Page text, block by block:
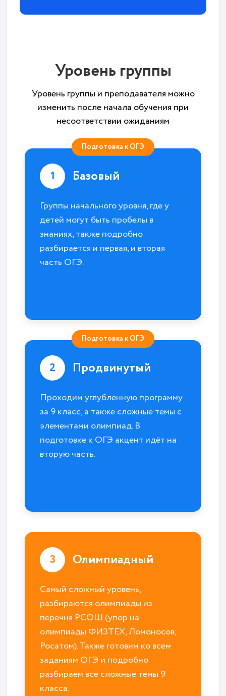
Уровень группы
Уровень группы и преподавателя можно
изменить после начала обучения при
несоответствии ожиданиям
Подготовка к ОГЭ
1 Базовый
Группы начального уровня, где у
детей могут быть пробелы в
знаниях, также подробно
разбирается и первая, и вторая
часть ОГЭ.
Подготовка к ОГЭ
2 Продвинутый
Проходим углублённую программу
за 9 класс, а также сложные темы с
элементами олимпиад. В
подготовке к ОГЭ акцент идёт на
вторую часть.
3 Олимпиадный
Самый сложный уровень,
разбираются олимпиады из
перечня РСОШ (упор на
олимпиады ФИЗТЕХ, Ломоносов,
Росатом). Также готовим ко всем
заданиям ОГЭ и подробно
разбираем все сложные темы 9
класса.